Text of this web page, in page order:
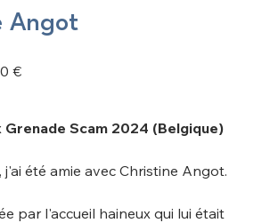
Angot
€
Grenade Scam 2024 (Belgique)
j'ai été amie avec Christine Angot.
par l'accueil haineux qui lui était